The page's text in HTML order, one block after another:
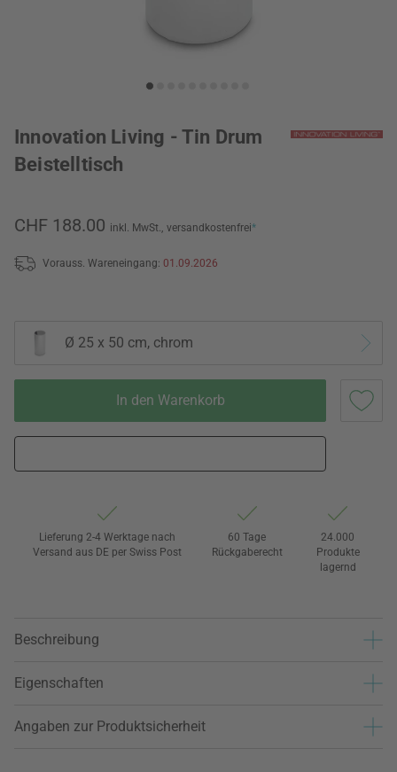
Innovation Living - Tin Drum
Beistelltisch
CHF 188.00 inkl. MwSt., versandkostenfrei*
Vorauss. Wareneingang: 01.09.2026
Ø 25 x 50 cm, chrom
In den Warenkorb
Lieferung 2-4 Werktage nach
Versand aus DE per Swiss Post
60 Tage
Rückgaberecht
24.000
Produkte
lagernd
Beschreibung
Eigenschaften
Angaben zur Produktsicherheit